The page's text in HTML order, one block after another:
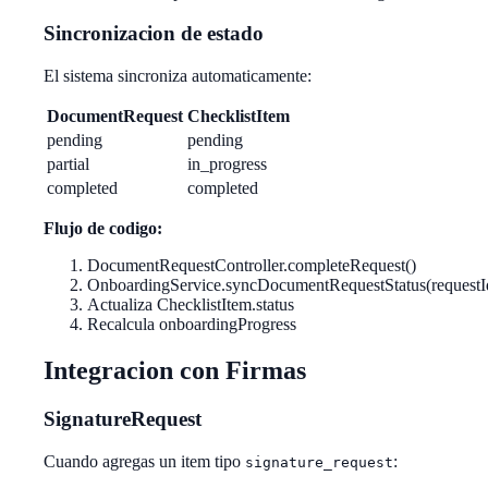
Sincronizacion de estado
El sistema sincroniza automaticamente:
DocumentRequest ChecklistItem
pending
pending
partial
in_progress
completed
completed
Flujo de codigo:
DocumentRequestController.completeRequest()
Actualiza ChecklistItem.status
Recalcula onboardingProgress
Integracion con Firmas
SignatureRequest
Cuando agregas un item tipo signature_request: